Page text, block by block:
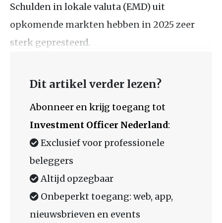
Schulden in lokale valuta (EMD) uit
opkomende markten hebben in 2025 zeer
sterk gepresteerd.
Dit artikel verder lezen?
Abonneer en krijg toegang tot
Investment Officer Nederland:
Exclusief voor professionele
beleggers
Altijd opzegbaar
Onbeperkt toegang: web, app,
nieuwsbrieven en events